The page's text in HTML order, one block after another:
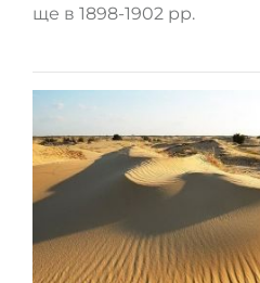
ще в 1898-1902 рр.